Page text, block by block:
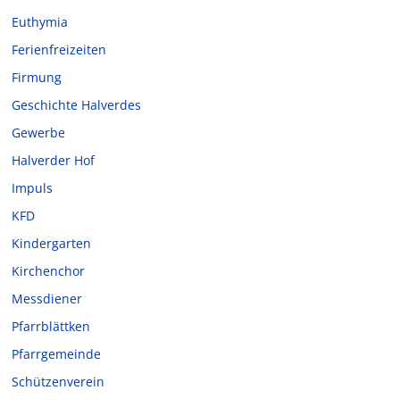
Euthymia
Ferienfreizeiten
Firmung
Geschichte Halverdes
Gewerbe
Halverder Hof
Impuls
KFD
Kindergarten
Kirchenchor
Messdiener
Pfarrblättken
Pfarrgemeinde
Schützenverein